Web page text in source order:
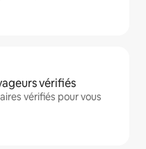
vérifiés
vérifiés pour vous